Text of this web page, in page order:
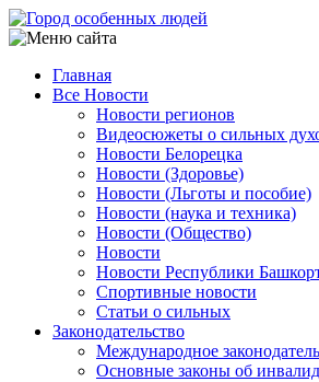
Перейти
к
содержанию
Main
navigation
Главная
Все Новости
Новости регионов
Видеосюжеты о сильных
Новости Белорецка
Новости (Здоровье)
Новости (Льготы и пособие)
Новости (наука и техника)
Новости (Общество)
Новости
Новости Республики
Спортивные новости
Статьи о сильных
Законодательство
Международное
Основные законы об